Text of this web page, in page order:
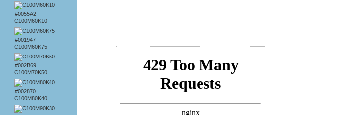
#0055A2
C100M60K10
#001947
C100M60K75
#002B69
C100M70K50
#002870
C100M80K40